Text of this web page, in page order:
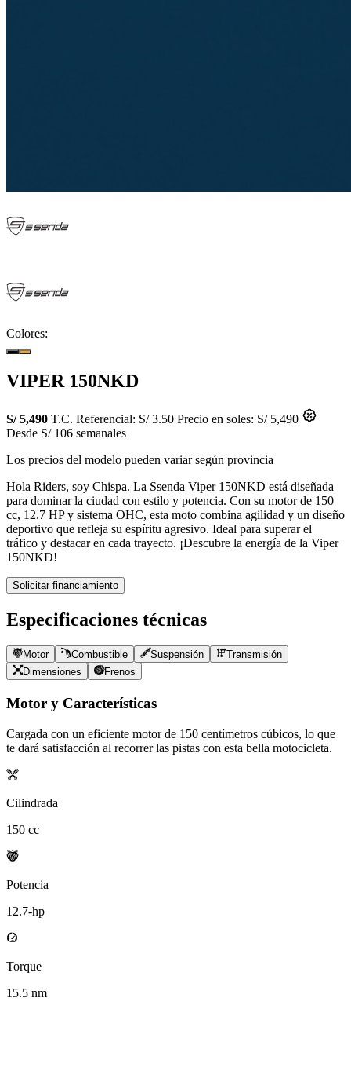
Colores:
VIPER 150NKD
S/ 5,490 T.C. Referencial: S/ 3.50 Precio en soles: S/ 5,490
Desde S/ 106 semanales
Los precios del modelo pueden variar según provincia
Hola Riders, soy Chispa. La Ssenda Viper 150NKD está diseñada
para dominar la ciudad con estilo y potencia. Con su motor de 150
cc, 12.7 HP y sistema OHC, esta moto combina agilidad y un diseño
deportivo que refleja su espíritu agresivo. Ideal para superar el
tráfico y destacar en cada trayecto. ¡Descubre la energía de la Viper
150NKD!
Solicitar financiamiento
Especificaciones técnicas
Motor Combustible Suspensión
Transmisión
Dimensiones
Frenos
Motor y Características
Cargada con un eficiente motor de 150 centímetros cúbicos, lo que
te dará satisfacción al recorrer las pistas con esta bella motocicleta.
Cilindrada
150 cc
Potencia
12.7-hp
Torque
15.5 nm